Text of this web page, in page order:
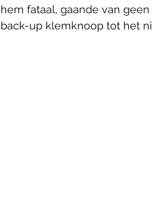
hem fataal, gaande van
back-up klemknoop tot het